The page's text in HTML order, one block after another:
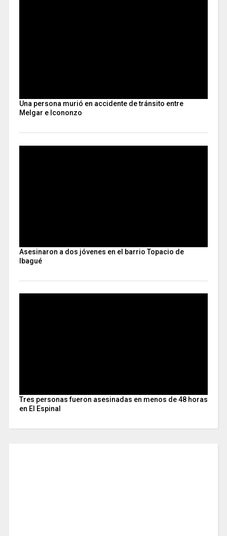
Una persona murió en accidente de tránsito entre
Melgar e Icononzo
Asesinaron a dos jóvenes en el barrio Topacio de
Ibagué
Tres personas fueron asesinadas en menos de 48 horas
en El Espinal